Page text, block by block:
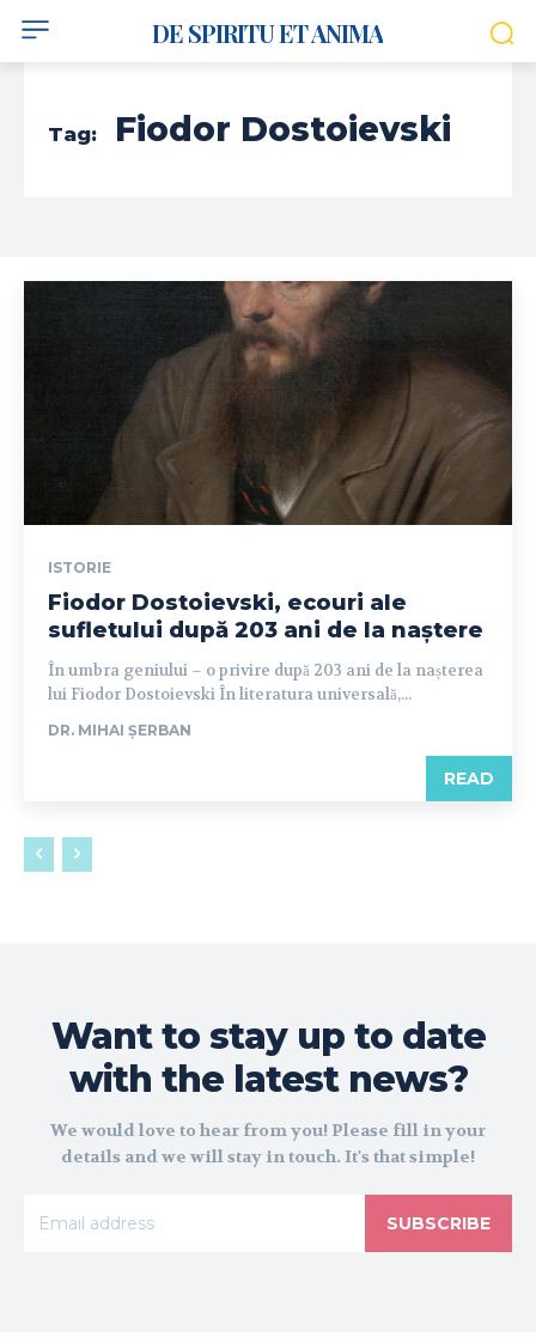
DE SPIRITU ET ANIMA
Tag: Fiodor Dostoievski
ISTORIE
Fiodor Dostoievski, ecouri ale
sufletului după 203 ani de la naștere
În umbra geniului – o privire după 203 ani de la nașterea
lui Fiodor Dostoievski În literatura universală,...
DR. MIHAI ȘERBAN
READ
Want to stay up to date
with the latest news?
We would love to hear from you! Please fill in your
details and we will stay in touch. It's that simple!
SUBSCRIBE